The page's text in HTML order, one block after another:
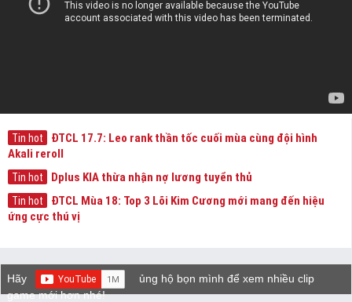
Tin hot
ĐTCL 17.7: Leo rank thần tốc cuối mùa cùng đội hình
Akali reroll
Tin hot Dplus KIA thừa nhận nợ lương tuyển thủ
Tin hot
ĐTCL Mùa 18: Top 3 Lõi Kim Cương mới mang đến hiệu
ứng cực thú vị
Hãy
ủng hộ bọn mình để xem nhiều clip
game mới hơn nhé!